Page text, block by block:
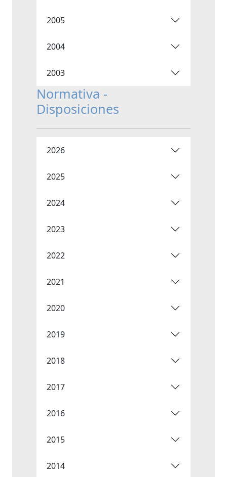
2005
2004
2003
Normativa -
Disposiciones
2026
2025
2024
2023
2022
2021
2020
2019
2018
2017
2016
2015
2014